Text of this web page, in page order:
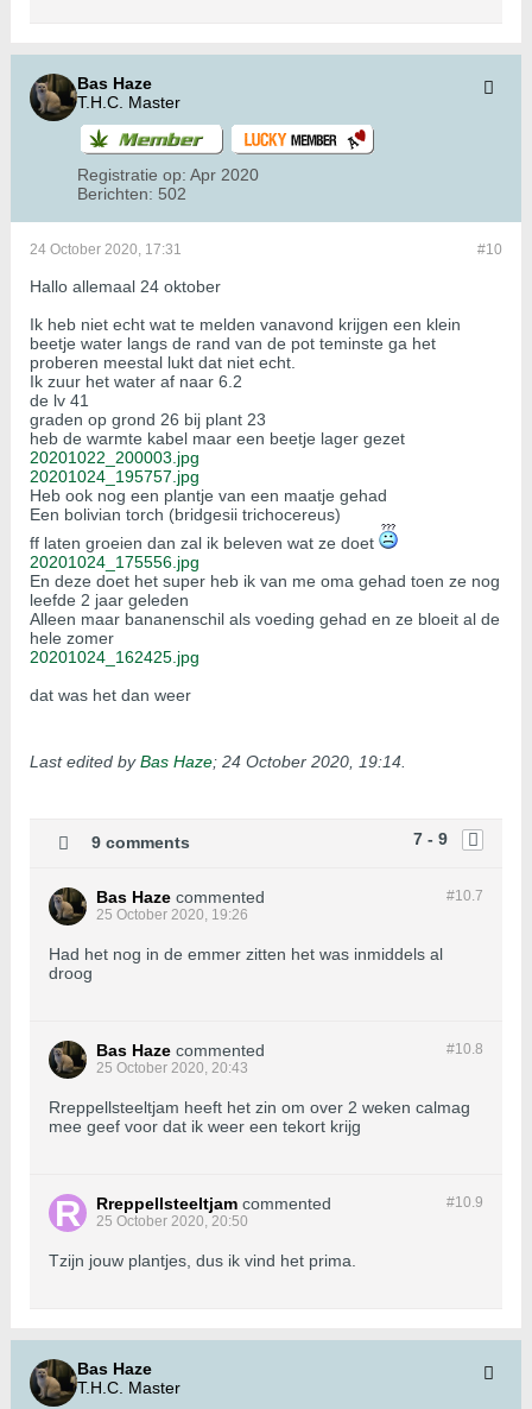
Bas Haze
T.H.C. Master
Registratie op: Apr 2020
Berichten: 502
#10
24 October 2020, 17:31
Hallo allemaal 24 oktober
Ik heb niet echt wat te melden vanavond krijgen een klein
beetje water langs de rand van de pot teminste ga het
proberen meestal lukt dat niet echt.
Ik zuur het water af naar 6.2
de lv 41
graden op grond 26 bij plant 23
heb de warmte kabel maar een beetje lager gezet
20201022_200003.jpg
20201024_195757.jpg
Heb ook nog een plantje van een maatje gehad
Een bolivian torch (bridgesii trichocereus)
ff laten groeien dan zal ik beleven wat ze doet
20201024_175556.jpg
En deze doet het super heb ik van me oma gehad toen ze nog
leefde 2 jaar geleden
Alleen maar bananenschil als voeding gehad en ze bloeit al de
hele zomer
20201024_162425.jpg
dat was het dan weer
Last edited byBas Haze; 24 October 2020, 19:14
7 - 9
9 comments
#10.7
Bas Haze commented
25 October 2020, 19:26
Had het nog in de emmer zitten het was inmiddels al
droog
#10.8
Bas Haze commented
25 October 2020, 20:43
Rreppellsteeltjam heeft het zin om over 2 weken calmag
mee geef voor dat ik weer een tekort krijg
#10.9
Rreppellsteeltjam commented
25 October 2020, 20:50
Tzijn jouw plantjes, dus ik vind het prima.
Bas Haze
T.H.C. Master